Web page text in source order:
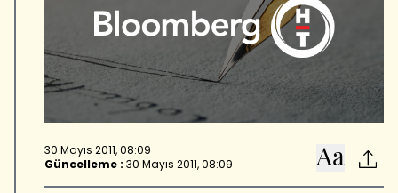
30 Mayıs 2011, 08:09
Güncelleme : 30 Mayıs 2011, 08:09